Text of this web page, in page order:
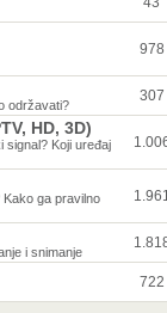
978
održavati?
307
HD, 3D)
signal? Koji uređaj
Kako ga pravilno
i snimanje
722